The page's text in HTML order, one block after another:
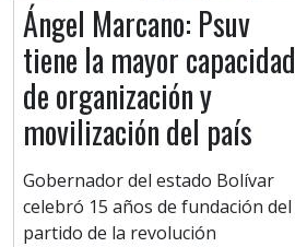
Ángel Marcano: Psuv
tiene la mayor capacidad
de organización y
movilización del país
Gobernador del estado Bolívar
celebró 15 años de fundación del
partido de la revolución